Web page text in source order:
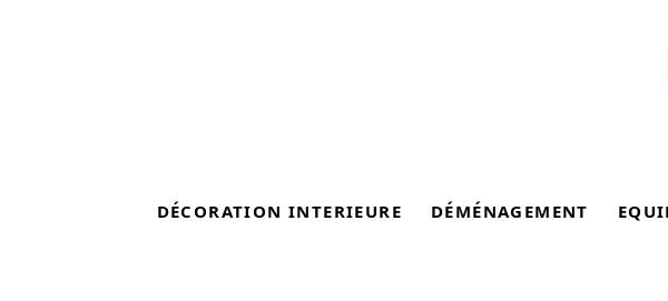
DÉCORATION INTERIEURE DÉMÉNAGEMENT